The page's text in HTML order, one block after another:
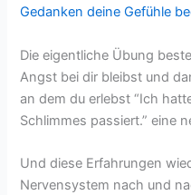
Gedanken deine Gefühle
Die eigentliche Übung
Angst bei dir bleibst und
an dem du erlebst “Ich
Schlimmes passiert.” eine
Und diese Erfahrungen
Nervensystem nach und